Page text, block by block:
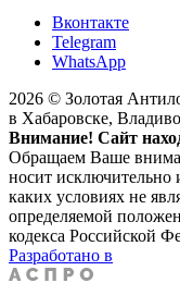
Вконтакте
Telegram
WhatsApp
2026 © Золотая
в Хабаровске,
Внимание! Сайт
Обращаем Ваше
носит
каких условиях не
определяемой
кодекса Российской
Разработано в